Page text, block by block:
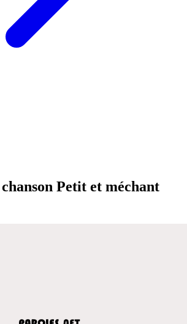
Petit et méchant